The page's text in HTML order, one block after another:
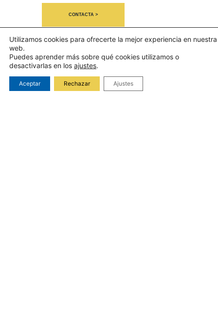
CONTACTA >
Utilizamos cookies para ofrecerte la mejor experiencia en nuestra
web.
Puedes aprender más sobre qué cookies utilizamos o
desactivarlas en los ajustes.
Aceptar Rechazar Ajustes